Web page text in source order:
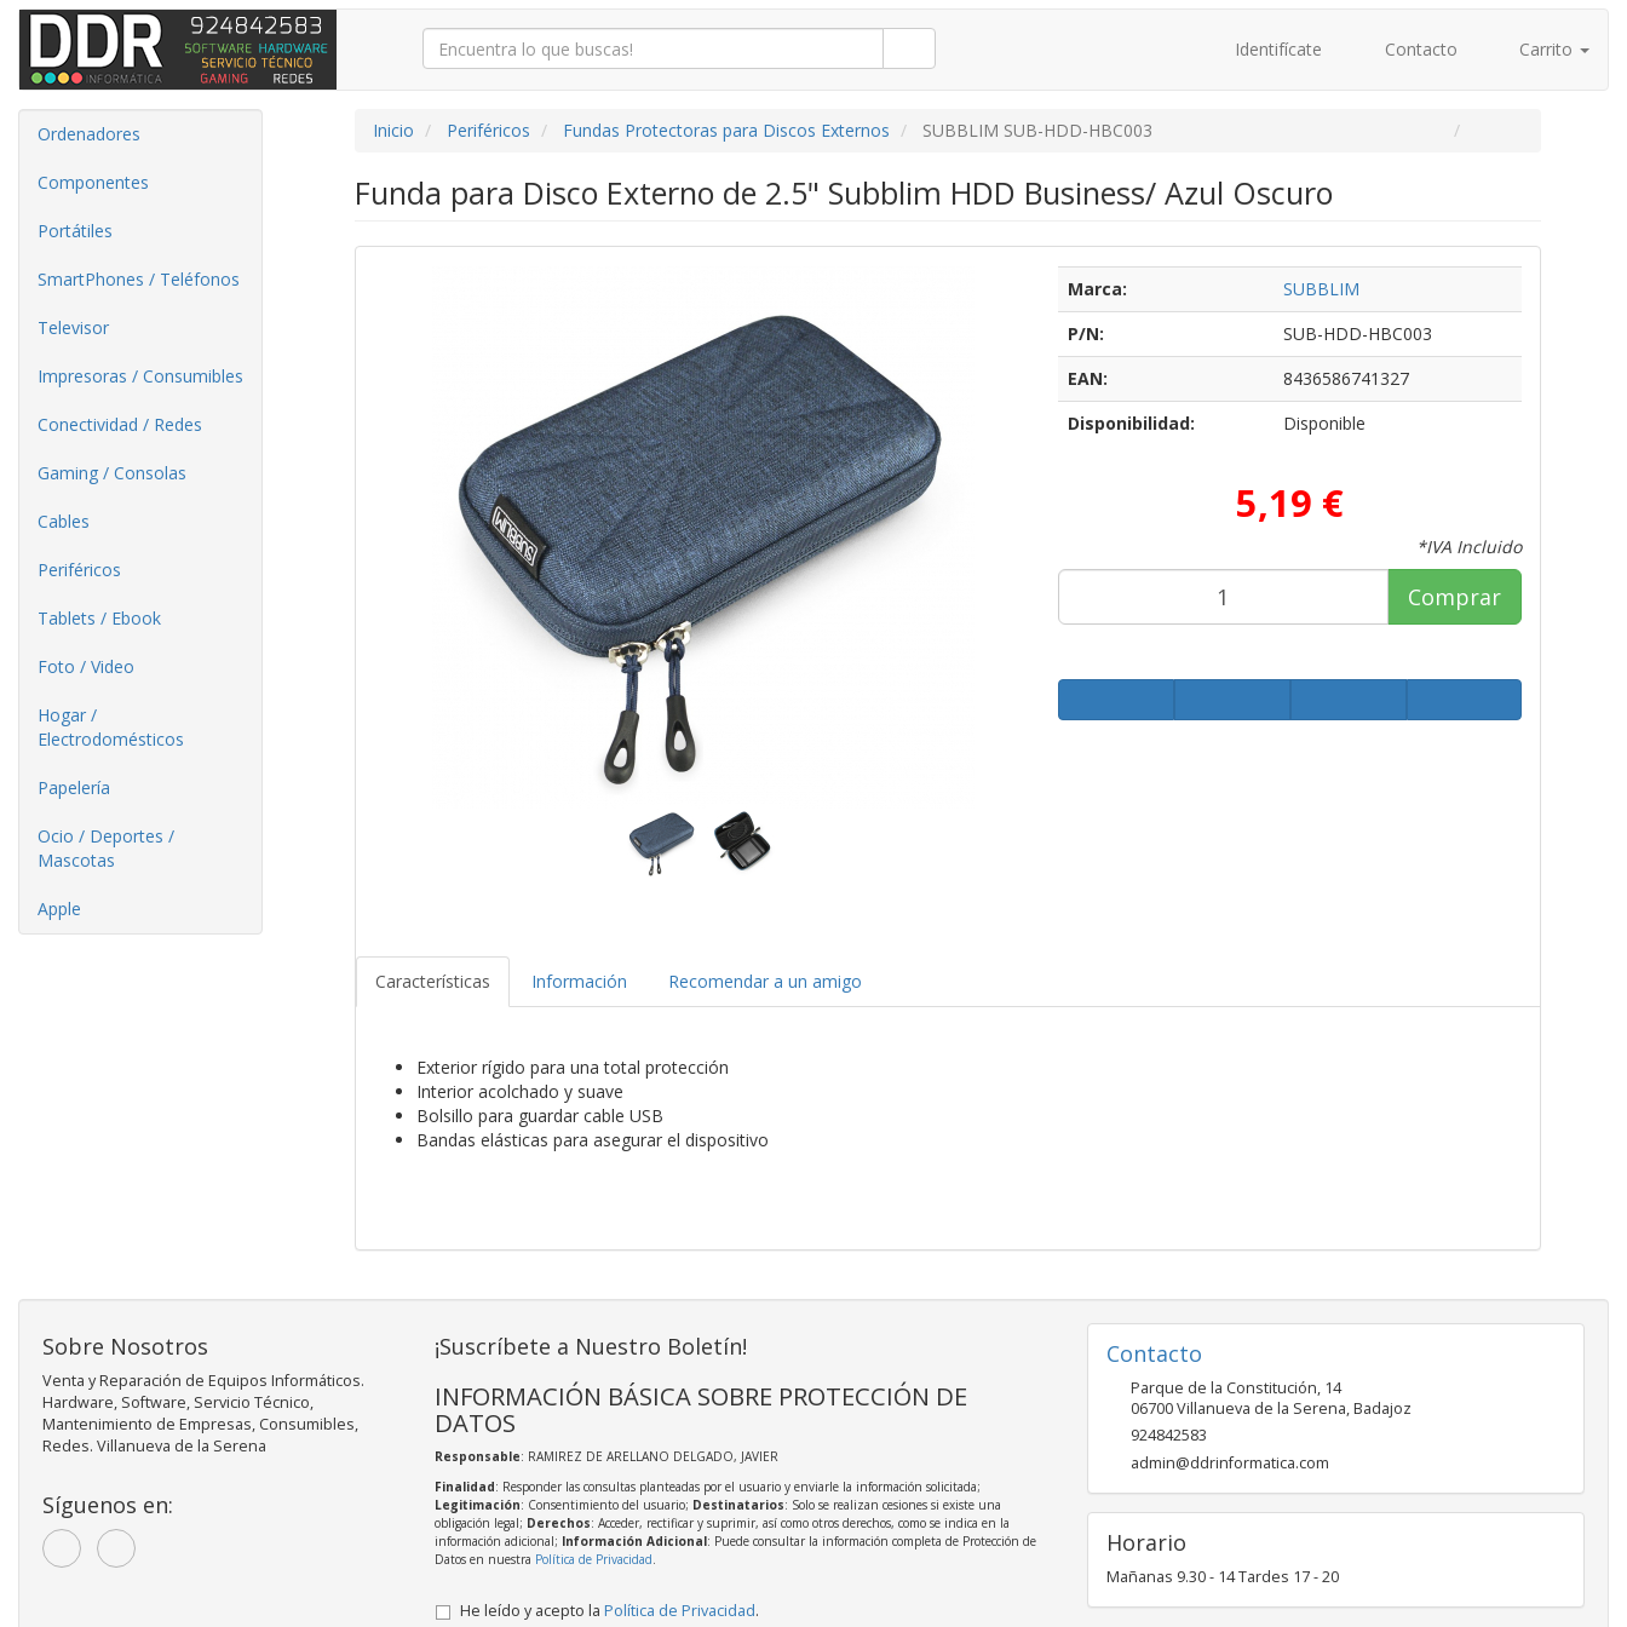
Identifícate Contacto Carrito
Ordenadores
Componentes
Portátiles
SmartPhones / Teléfonos
Televisor
Impresoras / Consumibles
Conectividad / Redes
Gaming / Consolas
Cables
Periféricos
Tablets / Ebook
Foto / Video
Hogar /
Electrodomésticos
Papelería
Ocio / Deportes /
Mascotas
Apple
Inicio Periféricos Fundas Protectoras para Discos Externos SUBBLIM SUB-HDD-HBC003
Funda para Disco Externo de 2.5" Subblim HDD Business/ Azul Oscuro
Marca:
SUBBLIM
P/N:
SUB-HDD-HBC003
EAN:
8436586741327
Disponibilidad:
Disponible
5,19 €
*IVA Incluido
Comprar
Características Información Recomendar a un amigo
Exterior rígido para una total protección
Interior acolchado y suave
Bolsillo para guardar cable USB
Bandas elásticas para asegurar el dispositivo
Sobre Nosotros
Venta y Reparación de Equipos Informáticos.
Hardware, Software, Servicio Técnico,
Mantenimiento de Empresas, Consumibles,
Redes. Villanueva de la Serena
Síguenos en:
¡Suscríbete a Nuestro Boletín!
INFORMACIÓN BÁSICA SOBRE PROTECCIÓN DE
DATOS
Responsable: RAMIREZ DE ARELLANO DELGADO, JAVIER
Finalidad: Responder las consultas planteadas por el usuario y enviarle la información solicitada;
Legitimación: Consentimiento del usuario; Destinatarios: Solo se realizan cesiones si existe una
obligación legal; Derechos: Acceder, rectificar y suprimir, así como otros derechos, como se indica en la
información adicional; Información Adicional: Puede consultar la información completa de Protección de
Datos en nuestra Política de Privacidad.
He leído y acepto la Política de Privacidad.
Contacto
Parque de la Constitución, 14
06700Villanueva de la Serena,Badajoz
924842583
admin@ddrinformatica.com
Horario
Mañanas 9.30 - 14 Tardes 17 - 20